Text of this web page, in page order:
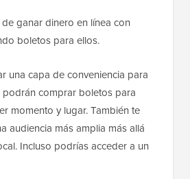
ganar dinero en línea con
boletos para ellos.
una capa de conveniencia para
podrán comprar boletos para
momento y lugar. También te
audiencia más amplia más allá
Incluso podrías acceder a un